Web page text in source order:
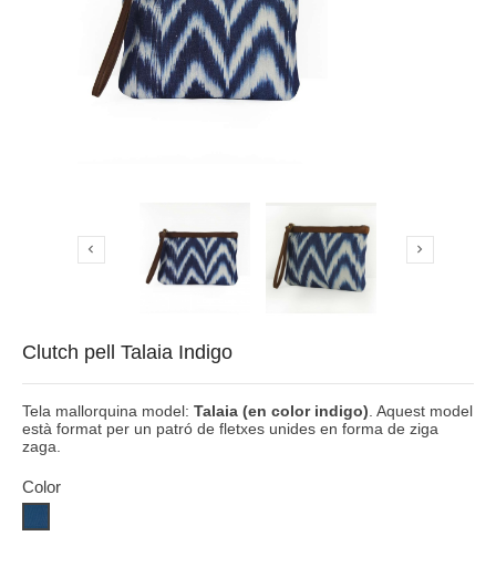
 
Clutch pell Talaia Indigo
Tela mallorquina model: Talaia (en color indigo) . Aquest model
està format per un patró de fletxes unides en forma de ziga
zaga.
Color